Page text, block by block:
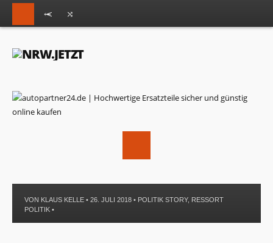
VON KLAUS KELLE • 26. JULI 2018 • POLITIK STORY, RESSORT
POLITIK •